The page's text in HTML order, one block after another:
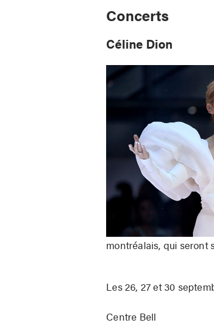
Concerts
Céline Dion
montréalais, qui seront
Les 26, 27 et 30
Centre Bell